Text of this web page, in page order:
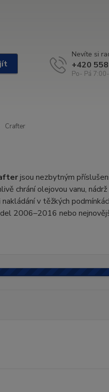
Nevíte si
+420
Po- Pá
Crafter
jsou nezbytným
chrání olejovou vanu,
v těžkých
2006–2016 nebo